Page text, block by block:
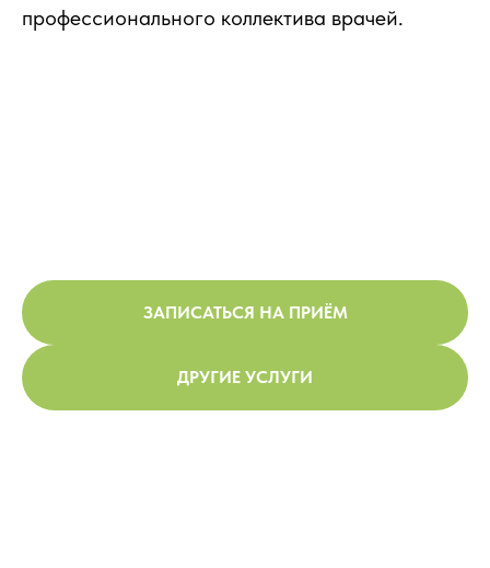
профессионального коллектива врачей.
ЗАПИСАТЬСЯ НА ПРИЁМ
ДРУГИЕ УСЛУГИ